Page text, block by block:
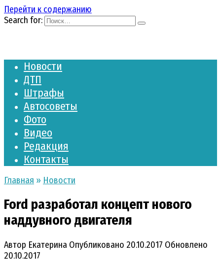
Перейти к содержанию
Search for:
Новости
ДТП
Штрафы
Автосоветы
Фото
Видео
Редакция
Контакты
Главная » Новости
Ford разработал концепт нового
наддувного двигателя
Автор Екатерина Опубликовано 20.10.2017 Обновлено
20.10.2017